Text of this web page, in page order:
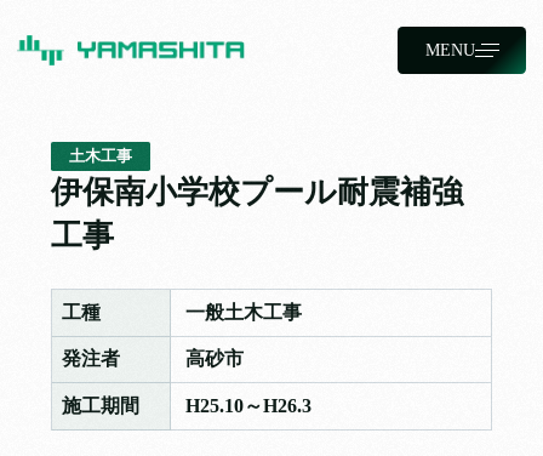
MENU
土木工事
伊保南小学校プール耐震補強
工事
工種 一般土木工事
発注者 高砂市
施工期間 H25.10～H26.3